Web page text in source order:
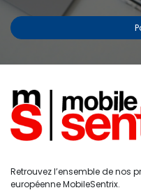
Accueil Recherche
Retrouvez l’ensemble de nos
européenne MobileSentrix.
Copyright © 2024